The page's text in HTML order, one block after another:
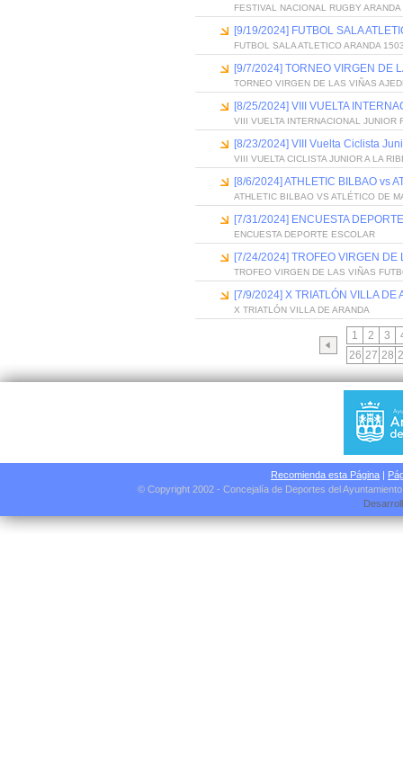
FESTIVAL NACIONAL RUGBY
[9/19/2024] FUTBOL SALA
FUTBOL SALA ATLETICO ARANDA
[9/7/2024] TORNEO VIRGEN DE
TORNEO VIRGEN DE LAS VIÑAS
[8/25/2024] VIII VUELTA
VIII VUELTA INTERNACIONAL JUNIOR
[8/23/2024] VIII Vuelta Ciclista
VIII VUELTA CICLISTA JUNIOR A LA
[8/6/2024] ATHLETIC BILBAO vs
ATHLETIC BILBAO VS ATLÉTICO DE
[7/31/2024] ENCUESTA
ENCUESTA DEPORTE ESCOLAR
[7/24/2024] TROFEO VIRGEN
TROFEO VIRGEN DE LAS VIÑAS
[7/9/2024] X TRIATLÓN VILLA DE
X TRIATLÓN VILLA DE ARANDA
1 2 3
26 27 28
Recomienda esta Página |
© Copyright 2002 - Concejalía de Deportes del